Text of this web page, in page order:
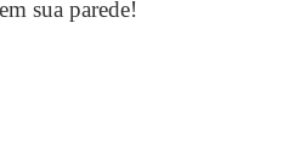
sua parede!